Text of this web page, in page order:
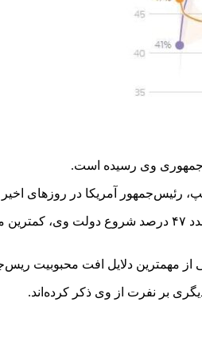
وی رسیده است.
رئیس‌جمهور آمریکا در روزهای
از مهمترین دلایل افت محبوبیت
بر نفرت از وی ذکر کرده‌اند.